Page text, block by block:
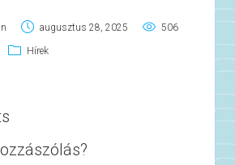
augusztus 28, 2025 506
Hírek